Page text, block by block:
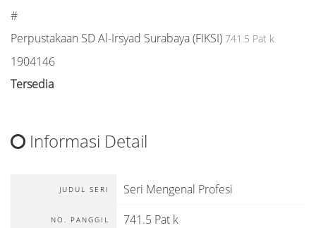
#
Perpustakaan SD Al-Irsyad Surabaya (FIKSI) 741.5 Pat k
1904146
Tersedia
Informasi Detail
JUDUL SERI Seri Mengenal Profesi
NO. PANGGIL 741.5 Pat k